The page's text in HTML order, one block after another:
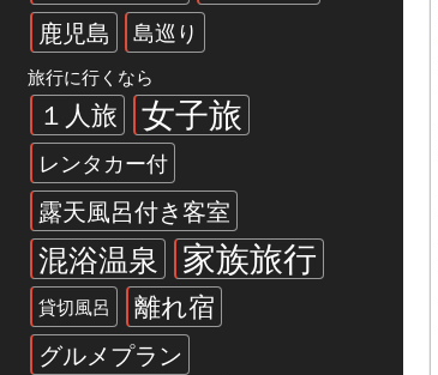
鹿児島 島巡り
旅行に行くなら
１人旅 女子旅
レンタカー付
露天風呂付き客室
混浴温泉 家族旅行
貸切風呂 離れ宿
グルメプラン